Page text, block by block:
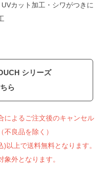
カット加工・シワがつきに
シリーズ
ら
によるご注文後のキャンセル
良品を除く）
上で送料無料となります。
外となります。